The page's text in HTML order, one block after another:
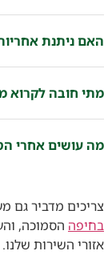
האם ניתנת
מתי חובה לקרוא
מה עושים אחרי
צריכים מדביר גם
בחיפה הסמוכה,
אזורי השירות שלנו.